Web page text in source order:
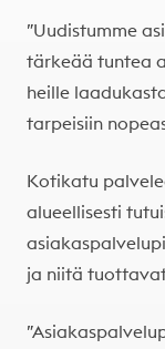
”Uudistumme
tärkeää tuntea
heille
tarpeisiin
Kotikatu
alueellisesti
ja niitä